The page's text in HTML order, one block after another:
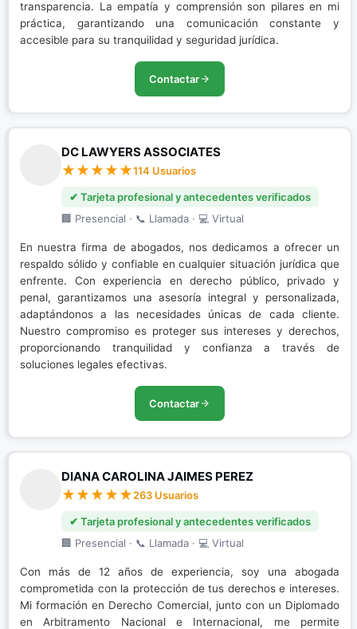
transparencia. La empatía y comprensión son pilares en mi
práctica, garantizando una comunicación constante y
accesible para su tranquilidad y seguridad jurídica.
Contactar
DC LAWYERS ASSOCIATES
114 Usuarios
✔ Tarjeta profesional y antecedentes verificados
🏢 Presencial · 📞 Llamada · 💻 Virtual
En nuestra firma de abogados, nos dedicamos a ofrecer un
respaldo sólido y confiable en cualquier situación jurídica que
enfrente. Con experiencia en derecho público, privado y
penal, garantizamos una asesoría integral y personalizada,
adaptándonos a las necesidades únicas de cada cliente.
Nuestro compromiso es proteger sus intereses y derechos,
proporcionando tranquilidad y confianza a través de
soluciones legales efectivas.
Contactar
DIANA CAROLINA JAIMES PEREZ
263 Usuarios
✔ Tarjeta profesional y antecedentes verificados
🏢 Presencial · 📞 Llamada · 💻 Virtual
Con más de 12 años de experiencia, soy una abogada
comprometida con la protección de tus derechos e intereses.
Mi formación en Derecho Comercial, junto con un Diplomado
en Arbitramento Nacional e Internacional, me permite